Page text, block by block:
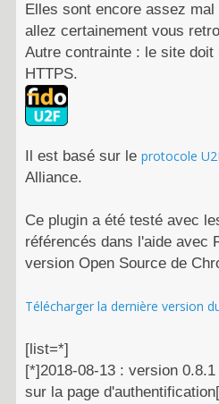
Elles sont encore assez
allez certainement vous
Autre contrainte : le site
HTTPS.
Il est basé sur le protocole
Alliance.
Ce plugin a été testé avec
référencés dans l'aide avec
version Open Source de
Télécharger la dernière version
[list=*]
[*]2018-08-13 : version
sur la page